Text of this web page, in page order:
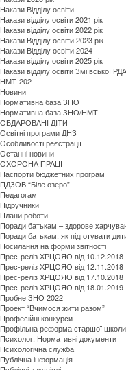
Накази Відділу освіти
Накази відділу освіти 2021 рік
Накази відділу освіти 2022 рік
Накази Відділу освіти 2023 рік
Накази Відділу освіти 2024
Накази відділу освіти 2025 рік
Накази відділу освіти Зміївської РДА
НМТ-202
Новини
Нормативна база ЗНО
Нормативна база ЗНО/НМТ
ОБДАРОВАНI ДIТИ
Освітні програми ДНЗ
Особливості реєстрації
Останні новини
ОХОРОНА ПРАЦІ
Паспорти бюджетних програм
ПДЗОВ “Біле озеро”
Педагогам
Підручники
Плани роботи
Поради батькам – здорове
Поради батькам: як підготувати
Посилання на форми звітності
Прес-реліз ХРЦОЯО від 10.12.2018
Прес-реліз ХРЦОЯО від 12.11.2018
Прес-реліз ХРЦОЯО від 17.10.2018
Прес-реліз ХРЦОЯО від 18.01.2019
Пробне ЗНО 2022
Проект “Вчимося жити разом”
Професійні конкурси
Профільна реформа старшої школи
Психолог. Нормативні документи
Психологічна служба
Публічна інформація